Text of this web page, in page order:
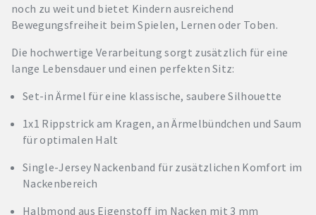
noch zu weit und bietet Kindern ausreichend
Bewegungsfreiheit beim Spielen, Lernen oder Toben.
Die hochwertige Verarbeitung sorgt zusätzlich für eine
lange Lebensdauer und einen perfekten Sitz:
Set-in Ärmel für eine klassische, saubere Silhouette
1x1 Rippstrick am Kragen, an Ärmelbündchen und Saum
für optimalen Halt
Single-Jersey Nackenband für zusätzlichen Komfort im
Nackenbereich
Halbmond aus Eigenstoff im Nacken mit 3 mm